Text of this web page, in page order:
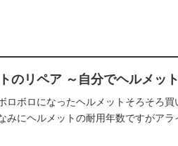
のリペア ～自分でヘルメッ
ロボロになったヘルメットそろそろ
みにヘルメットの耐用年数ですがア